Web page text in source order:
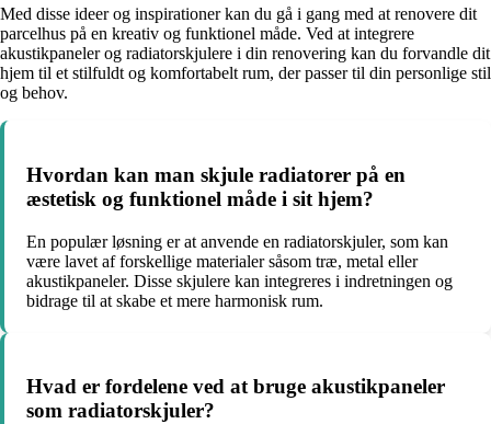
Med disse ideer og inspirationer kan du gå i gang med at renovere dit
parcelhus på en kreativ og funktionel måde. Ved at integrere
akustikpaneler og radiatorskjulere i din renovering kan du forvandle dit
hjem til et stilfuldt og komfortabelt rum, der passer til din personlige stil
og behov.
Hvordan kan man skjule radiatorer på en
æstetisk og funktionel måde i sit hjem?
En populær løsning er at anvende en radiatorskjuler, som kan
være lavet af forskellige materialer såsom træ, metal eller
akustikpaneler. Disse skjulere kan integreres i indretningen og
bidrage til at skabe et mere harmonisk rum.
Hvad er fordelene ved at bruge akustikpaneler
som radiatorskjuler?